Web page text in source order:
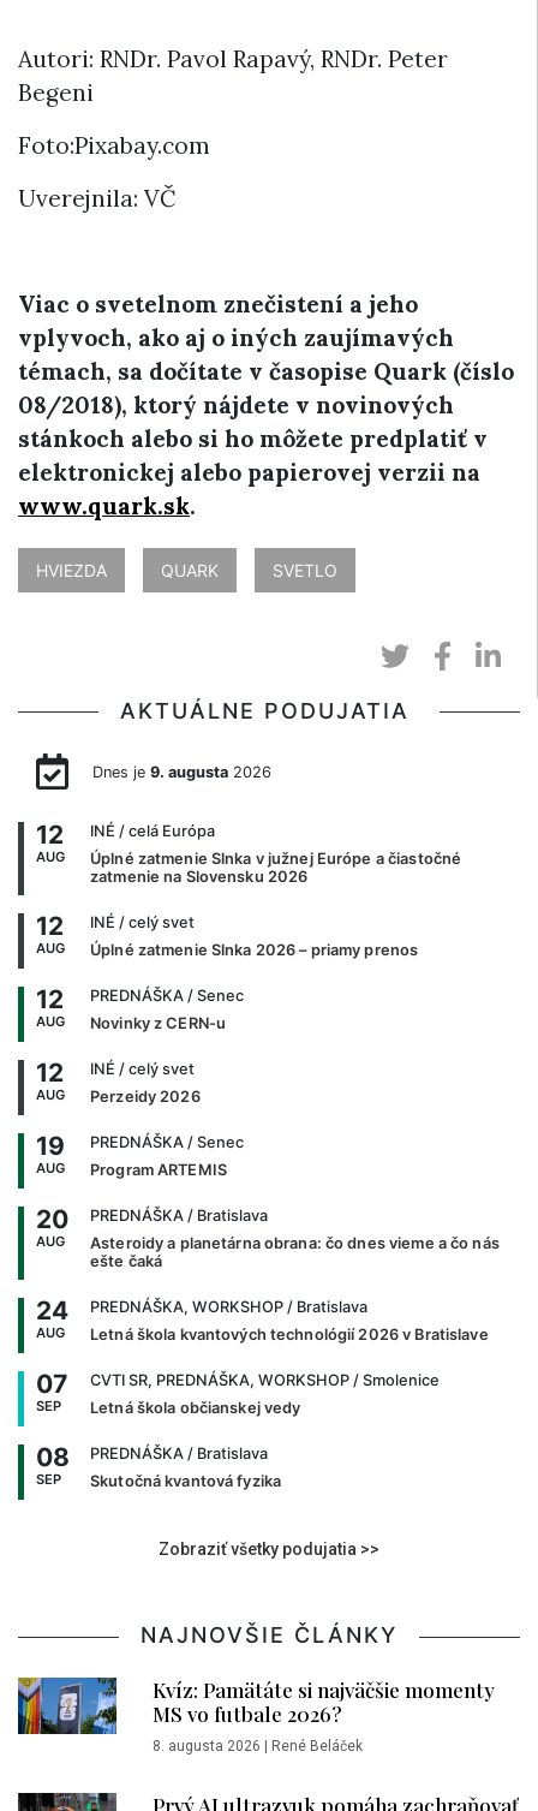
Autori: RNDr. Pavol Rapavý, RNDr. Peter
Begeni
Foto:Pixabay.com
Uverejnila: VČ
Viac o svetelnom znečistení a jeho
vplyvoch, ako aj o iných zaujímavých
témach, sa dočítate v časopise Quark (číslo
08/2018), ktorý nájdete v novinových
stánkoch alebo si ho môžete predplatiť v
elektronickej alebo papierovej verzii na
www.quark.sk.
HVIEZDA QUARK SVETLO
AKTUÁLNE PODUJATIA
Dnes je 9. augusta2026
12
AUG
INÉ / celá Európa
Úplné zatmenie Slnka v južnej Európe a čiastočné
zatmenie na Slovensku 2026
12
AUG
INÉ / celý svet
Úplné zatmenie Slnka 2026 – priamy prenos
12
AUG
PREDNÁŠKA / Senec
Novinky z CERN-u
12
AUG
INÉ / celý svet
Perzeidy 2026
19
AUG
PREDNÁŠKA / Senec
Program ARTEMIS
20
AUG
PREDNÁŠKA / Bratislava
Asteroidy a planetárna obrana: čo dnes vieme a čo nás
ešte čaká
24
AUG
PREDNÁŠKA, WORKSHOP / Bratislava
Letná škola kvantových technológií 2026 v Bratislave
07
SEP
CVTI SR, PREDNÁŠKA, WORKSHOP / Smolenice
Letná škola občianskej vedy
08
SEP
PREDNÁŠKA / Bratislava
Skutočná kvantová fyzika
Zobraziť všetky podujatia >>
NAJNOVŠIE ČLÁNKY
Kvíz: Pamätáte si najväčšie momenty
MS vo futbale 2026?
8. augusta 2026 René Beláček
Prvý AI ultrazvuk pomáha zachraňovať